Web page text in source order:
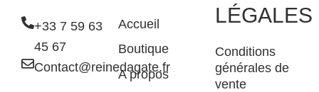
+33 7 59 63
45 67
Contact@reinedagate.fr
Accueil
Boutique
A propos
LÉGALES
Conditions
générales de
vente